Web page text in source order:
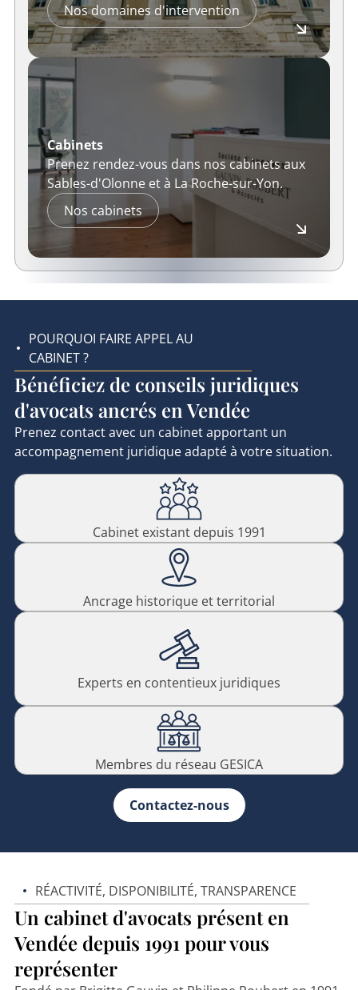
Nos domaines d'intervention
Cabinets
Prenez rendez-vous dans nos cabinets aux
Sables-d'Olonne et à La Roche-sur-Yon.
Nos cabinets
POURQUOI FAIRE APPEL AU
CABINET ?
Bénéficiez de conseils juridiques
d'avocats ancrés en Vendée
Prenez contact avec un cabinet apportant un
accompagnement juridique adapté à votre situation.
Cabinet existant depuis 1991
Ancrage historique et territorial
Experts en contentieux juridiques
Membres du réseau GESICA
Contactez-nous
RÉACTIVITÉ, DISPONIBILITÉ, TRANSPARENCE
Un cabinet d'avocats présent en
Vendée depuis 1991 pour vous
représenter